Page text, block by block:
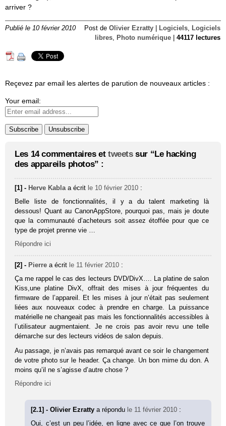
arriver ?
Publié le 10 février 2010 Post de Olivier Ezratty Logiciels, Logiciels
libres, Photo numérique 44117 lectures
Reçevez par email les alertes de parution de nouveaux articles :
Your email:
Les 14 commentaires et tweetssur “Le hacking
des appareils photos” :
[1] - Herve Kabla a écrit le 10 février 2010 :
Belle liste de fonctionnalités, il y a du talent marketing là
dessous! Quant au CanonAppStore, pourquoi pas, mais je doute
que la communauté d’acheteurs soit assez étoffée pour que ce
type de projet prenne vie …
Répondre ici
[2] - Pierre a écrit le 11 février 2010 :
Ça me rappel le cas des lecteurs DVD/DivX…. La platine de salon
Kiss,une platine DivX, offrait des mises à jour fréquentes du
firmware de l’appareil. Et les mises à jour n’était pas seulement
liées aux nouveaux codec à prendre en charge. La puissance
matérielle ne changeait pas mais les fonctionnalités accessibles à
l’utilisateur augmentaient. Je ne crois pas avoir revu une telle
démarche sur des lecteurs vidéos de salon depuis.
Au passage, je n’avais pas remarqué avant ce soir le changement
de votre photo sur le header. Ça change. Un bon mime du don. A
moins qu’il ne s’agisse d’autre chose ?
Répondre ici
[2.1] - Olivier Ezrattya répondu le 11 février 2010 :
Oui, c’est un peu l’idée, en ligne avec ce que l’on trouve